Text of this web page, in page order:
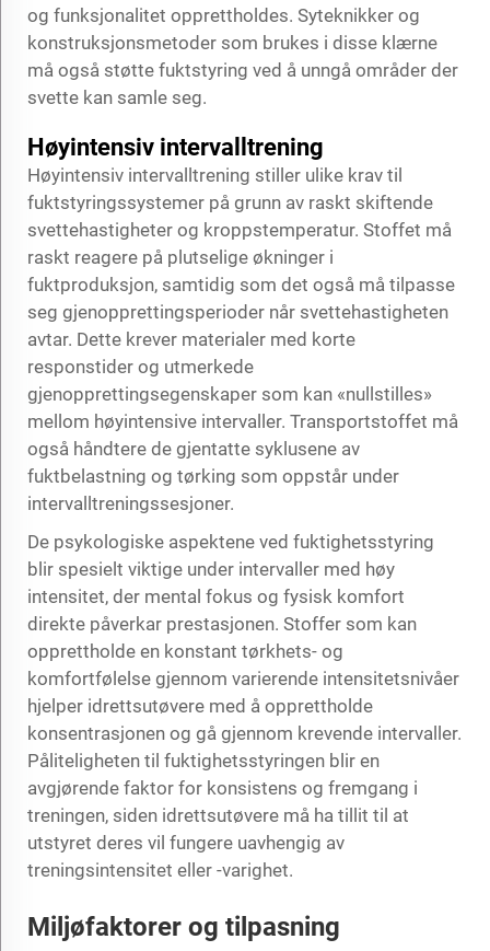
og funksjonalitet opprettholdes. Syteknikker og
konstruksjonsmetoder som brukes i disse klærne
må også støtte fuktstyring ved å unngå områder der
svette kan samle seg.
Høyintensiv intervalltrening
Høyintensiv intervalltrening stiller ulike krav til
fuktstyringssystemer på grunn av raskt skiftende
svettehastigheter og kroppstemperatur. Stoffet må
raskt reagere på plutselige økninger i
fuktproduksjon, samtidig som det også må tilpasse
seg gjenopprettingsperioder når svettehastigheten
avtar. Dette krever materialer med korte
responstider og utmerkede
gjenopprettingsegenskaper som kan «nullstilles»
mellom høyintensive intervaller. Transportstoffet må
også håndtere de gjentatte syklusene av
fuktbelastning og tørking som oppstår under
intervalltreningssesjoner.
De psykologiske aspektene ved fuktighetsstyring
blir spesielt viktige under intervaller med høy
intensitet, der mental fokus og fysisk komfort
direkte påverkar prestasjonen. Stoffer som kan
opprettholde en konstant tørkhets- og
komfortfølelse gjennom varierende intensitetsnivåer
hjelper idrettsutøvere med å opprettholde
konsentrasjonen og gå gjennom krevende intervaller.
Påliteligheten til fuktighetsstyringen blir en
avgjørende faktor for konsistens og fremgang i
treningen, siden idrettsutøvere må ha tillit til at
utstyret deres vil fungere uavhengig av
treningsintensitet eller -varighet.
Miljøfaktorer og tilpasning